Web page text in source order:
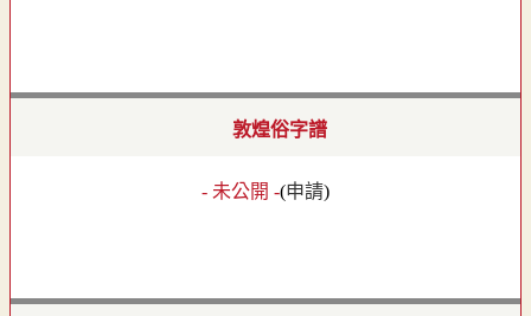
敦煌俗字譜
- 未公開 -(申請)